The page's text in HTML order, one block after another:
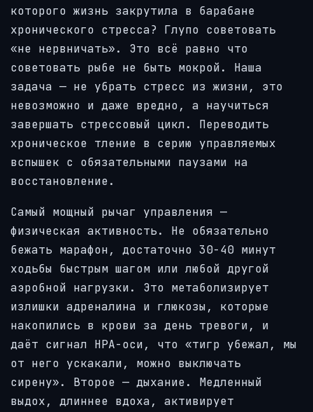
которого жизнь закрутила в барабане
хронического стресса? Глупо советовать
«не нервничать». Это всё равно что
советовать рыбе не быть мокрой. Наша
задача — не убрать стресс из жизни, это
невозможно и даже вредно, а научиться
завершать стрессовый цикл. Переводить
хроническое тление в серию управляемых
вспышек с обязательными паузами на
восстановление.
Самый мощный рычаг управления —
физическая активность. Не обязательно
бежать марафон, достаточно 30-40 минут
ходьбы быстрым шагом или любой другой
аэробной нагрузки. Это метаболизирует
излишки адреналина и глюкозы, которые
накопились в крови за день тревоги, и
даёт сигнал HPA-оси, что «тигр убежал, мы
от него ускакали, можно выключать
сирену». Второе — дыхание. Медленный
выдох, длиннее вдоха, активирует